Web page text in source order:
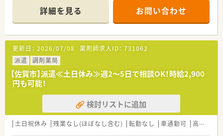
【勤務時間】月～金 09：00～18：00（休憩60分）
※週2～5日で相談可能
【応需科目】内科,皮膚科等
【応需枚数】130枚/日
【人員体制】薬剤師2名、事務員2名
********************************
＼手厚いサポートが魅力のファルマスタッフ／
■万全のサポート体制：2名体制で担当がつきしっかりサポート！
■各種保険を完備：社会保険(週20時間以上)/雇用保険/薬剤師賠
償責任保険
■充実の休暇制度：有給休暇(6ヶ月以上勤務)、夏季休暇、慶弔休
暇など
詳細を見る お問い合わせ
更新日： 2026/07/08 薬剤師求人ID： 731062
派遣
調剤薬局
【佐賀市】派遣≪土日休み≫週2～5日で相談OK！時給2,900
円も可能！
検討リストに追加
土日祝休み 残業なし(ほぼなし含む) 転勤なし 車通勤可 高時給(2,500円以上)